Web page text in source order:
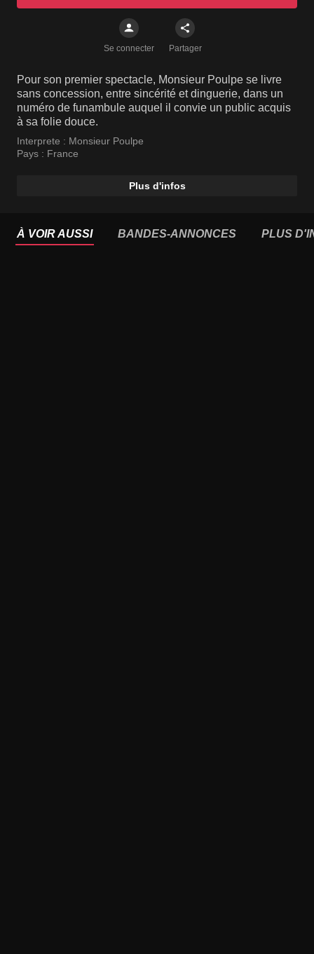
Se connecter Partager
Pour son premier spectacle, Monsieur Poulpe se livre
sans concession, entre sincérité et dinguerie, dans un
numéro de funambule auquel il convie un public acquis
à sa folie douce.
Interprete : Monsieur Poulpe
Pays : France
Plus d'infos
À VOIR AUSSI BANDES-ANNONCES PLUS